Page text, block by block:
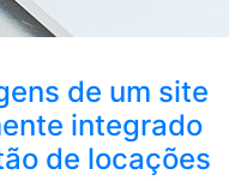
de um site
integrado
de locações